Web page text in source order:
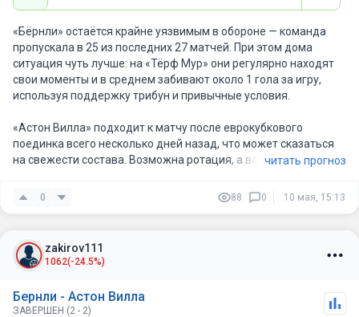
«Бёрнли» остаётся крайне уязвимым в обороне — команда
пропускала в 25 из последних 27 матчей. При этом дома
ситуация чуть лучше: на «Тёрф Мур» они регулярно находят
свои моменты и в среднем забивают около 1 гола за игру,
используя поддержку трибун и привычные условия.
«Астон Вилла» подходит к матчу после еврокубкового
поединка всего несколько дней назад, что может сказаться
на свежести состава. Возможна ротация, а во втором тайме —
соперника.
шансами у своих ворот и зацепиться за результат в атаке.
читать прогноз
0 88 0 10 мая, 15:13
zakirov111
1062(-24.5%)
Бернли - Астон Вилла
ЗАВЕРШЕН (2 - 2)